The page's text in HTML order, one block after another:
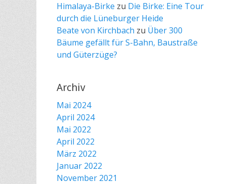
Himalaya-Birke zu Die Birke: Eine Tour
durch die Lüneburger Heide
Beate von Kirchbach zu Über 300
Bäume gefällt für S-Bahn, Baustraße
und Güterzüge?
Archiv
Mai 2024
April 2024
Mai 2022
April 2022
März 2022
Januar 2022
November 2021